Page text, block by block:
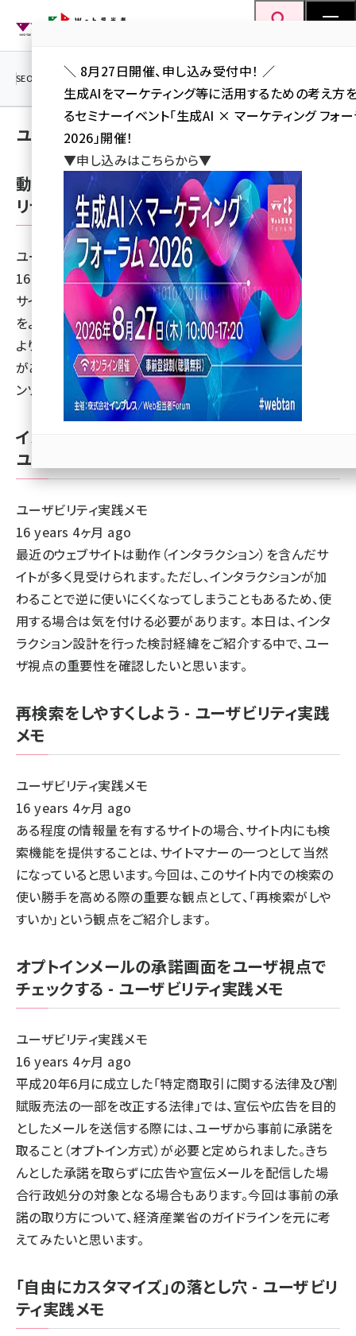
ン
seo (3528)
ai (2811)
youtube (2439)
note (2315)
セミナー (2308)
z世代 (1623)
meo (1277)
llmo (1166)
SEO マーケティング／広告 AI SNS アクセス解析／データ分析
ユーザビリティ実践メモ
動画で情報を提供する際の注意点 - ユーザビ
リティ実践メモ
ユーザビリティ実践メモ
16 years 3ヶ月 ago
サイト内で動画を使って情報を提供する手法には、 ・ 情報
をより具体的に伝えることができる ・ 表現が豊かになり、
より強いインパクトを与えることができる といったメリット
があり、主にニュースやエンターテイメント性の高いコンテ
ンツの提供に適しています。
インタラクションデザインで忘れがちになる
ユーザ視点 - ユーザビリティ実践メモ
ユーザビリティ実践メモ
16 years 4ヶ月 ago
最近のウェブサイトは動作（インタラクション）を含んだサ
イトが多く見受けられます。ただし、インタラクションが加
わることで逆に使いにくくなってしまうこともあるため、使
用する場合は気を付ける必要があります。 本日は、インタ
ラクション設計を行った検討経緯をご紹介する中で、ユー
ザ視点の重要性を確認したいと思います。
再検索をしやすくしよう - ユーザビリティ実践
メモ
ユーザビリティ実践メモ
16 years 4ヶ月 ago
ある程度の情報量を有するサイトの場合、サイト内にも検
索機能を提供することは、サイトマナーの一つとして当然
になっていると思います。今回は、このサイト内での検索の
使い勝手を高める際の重要な観点として、「再検索がしや
すいか」という観点をご紹介します。
オプトインメールの承諾画面をユーザ視点で
チェックする - ユーザビリティ実践メモ
ユーザビリティ実践メモ
16 years 4ヶ月 ago
平成20年6月に成立した「特定商取引に関する法律及び割
賦販売法の一部を改正する法律」では、宣伝や広告を目的
としたメールを送信する際には、ユーザから事前に承諾を
取ること（オプトイン方式）が必要と定められました。きち
んとした承諾を取らずに広告や宣伝メールを配信した場
合行政処分の対象となる場合もあります。今回は事前の承
諾の取り方について、経済産業省のガイドラインを元に考
えてみたいと思います。
「自由にカスタマイズ」の落とし穴 - ユーザビリ
ティ実践メモ
＼ 8月27日開催、申し込み受付中！ ／
生成AIをマーケティング等に活用するための考え方
るセミナーイベント「生成AI × マーケティング フォ
2026」開催！
▼申し込みはこちらから▼